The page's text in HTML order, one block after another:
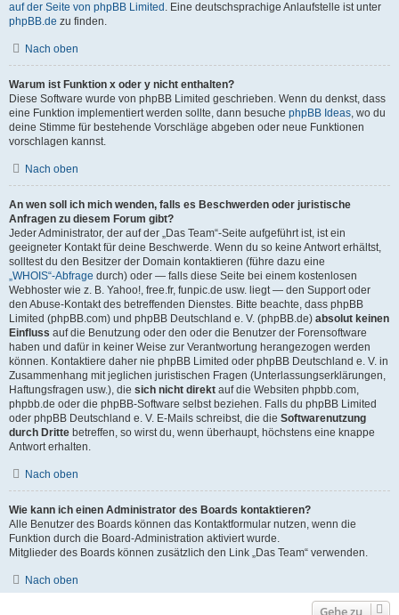
auf der Seite von phpBB Limited . Eine deutschsprachige Anlaufstelle ist unter
phpBB.de zu finden.
Nach oben
Warum ist Funktion x oder y nicht enthalten?
Diese Software wurde von phpBB Limited geschrieben. Wenn du denkst, dass
eine Funktion implementiert werden sollte, dann besuche phpBB Ideas, wo du
deine Stimme für bestehende Vorschläge abgeben oder neue Funktionen
vorschlagen kannst.
Nach oben
An wen soll ich mich wenden, falls es Beschwerden oder juristische
Anfragen zu diesem Forum gibt?
Jeder Administrator, der auf der „Das Team“-Seite aufgeführt ist, ist ein
geeigneter Kontakt für deine Beschwerde. Wenn du so keine Antwort erhältst,
solltest du den Besitzer der Domain kontaktieren (führe dazu eine
„WHOIS“-Abfrage durch) oder — falls diese Seite bei einem kostenlosen
Webhoster wie z. B. Yahoo!, free.fr, funpic.de usw. liegt — den Support oder
den Abuse-Kontakt des betreffenden Dienstes. Bitte beachte, dass phpBB
Limited (phpBB.com) und phpBB Deutschland e. V. (phpBB.de) absolut keinen
Einfluss auf die Benutzung oder den oder die Benutzer der Forensoftware
haben und dafür in keiner Weise zur Verantwortung herangezogen werden
können. Kontaktiere daher nie phpBB Limited oder phpBB Deutschland e. V. in
Zusammenhang mit jeglichen juristischen Fragen (Unterlassungserklärungen,
Haftungsfragen usw.), die sich nicht direkt auf die Websiten phpbb.com,
phpbb.de oder die phpBB-Software selbst beziehen. Falls du phpBB Limited
oder phpBB Deutschland e. V. E-Mails schreibst, die die Softwarenutzung
durch Dritte betreffen, so wirst du, wenn überhaupt, höchstens eine knappe
Antwort erhalten.
Nach oben
Wie kann ich einen Administrator des Boards kontaktieren?
Alle Benutzer des Boards können das Kontaktformular nutzen, wenn die
Funktion durch die Board-Administration aktiviert wurde.
Mitglieder des Boards können zusätzlich den Link „Das Team“ verwenden.
Nach oben
Gehe zu